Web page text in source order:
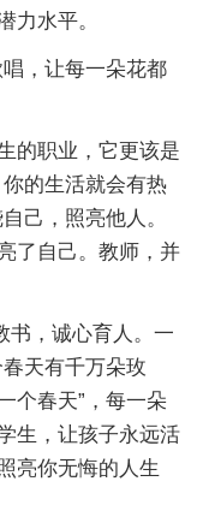
力水平。
，让每一朵花都
的职业，它更该是
的生活就会有热
己，照亮他人。
了自己。教师，并
书，诚心育人。一
天有千万朵玫
个春天”，每一朵
生，让孩子永远活
亮你无悔的人生